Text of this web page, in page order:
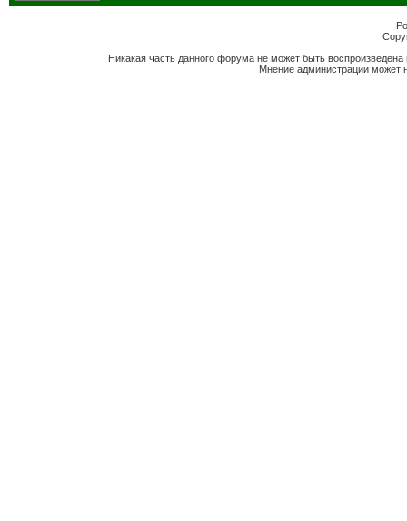
Никакая часть данного форума не может быть
Мнение администрации может